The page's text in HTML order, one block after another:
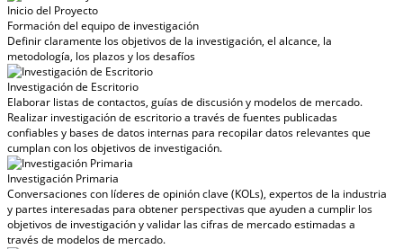
Inicio del Proyecto
Formación del equipo de investigación
Definir claramente los objetivos de la investigación, el alcance, la
metodología, los plazos y los desafíos
Investigación de Escritorio
Elaborar listas de contactos, guías de discusión y modelos de mercado.
Realizar investigación de escritorio a través de fuentes publicadas
confiables y bases de datos internas para recopilar datos relevantes que
cumplan con los objetivos de investigación.
Investigación Primaria
Conversaciones con líderes de opinión clave (KOLs), expertos de la industria
y partes interesadas para obtener perspectivas que ayuden a cumplir los
objetivos de investigación y validar las cifras de mercado estimadas a
través de modelos de mercado.